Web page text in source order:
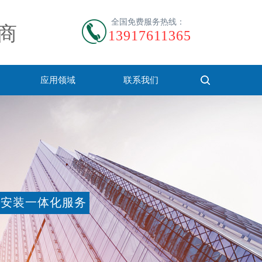
13917611365
全国免费服务热线：
应用领域 联系我们
装一体化服务